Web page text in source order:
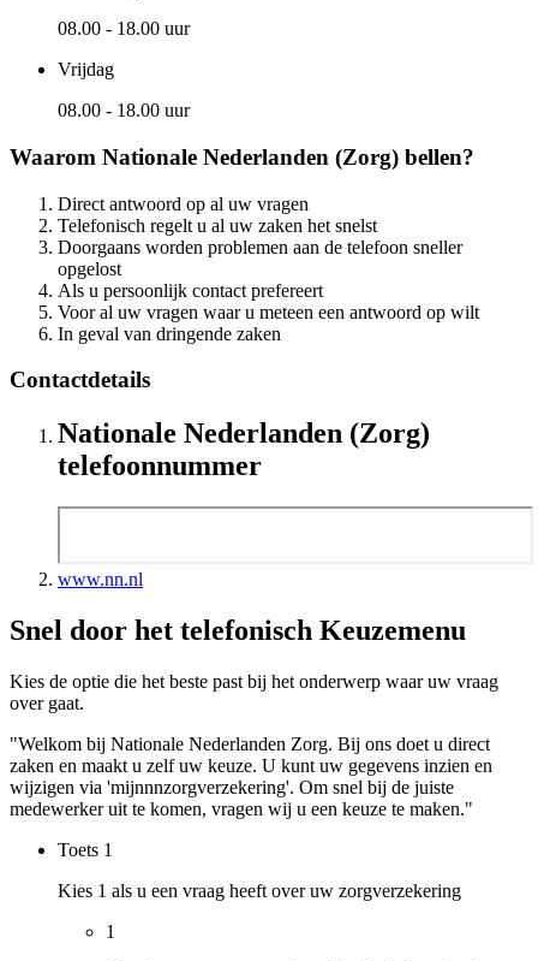
08.00 - 18.00 uur
Vrijdag
08.00 - 18.00 uur
Waarom Nationale Nederlanden (Zorg) bellen?
Direct antwoord op al uw vragen
Telefonisch regelt u al uw zaken het snelst
Doorgaans worden problemen aan de telefoon sneller
opgelost
Als u persoonlijk contact prefereert
Voor al uw vragen waar u meteen een antwoord op wilt
In geval van dringende zaken
Contactdetails
Nationale Nederlanden (Zorg)
telefoonnummer
www.nn.nl
Snel door het telefonisch Keuzemenu
Kies de optie die het beste past bij het onderwerp waar uw vraag
over gaat.
"Welkom bij Nationale Nederlanden Zorg. Bij ons doet u direct
zaken en maakt u zelf uw keuze. U kunt uw gegevens inzien en
wijzigen via 'mijnnnzorgverzekering'. Om snel bij de juiste
medewerker uit te komen, vragen wij u een keuze te maken."
Toets 1
Kies 1 als u een vraag heeft over uw zorgverzekering
1